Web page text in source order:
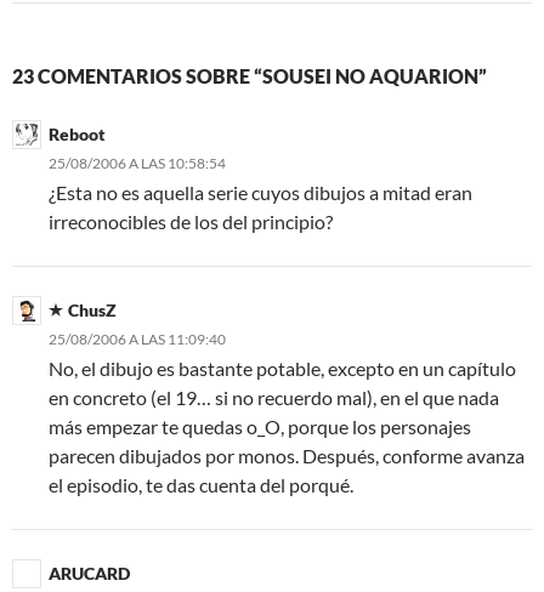
23 COMENTARIOS SOBRE “SOUSEI NO AQUARION”
Reboot
25/08/2006 A LAS 10:58:54
¿Esta no es aquella serie cuyos dibujos a mitad eran
irreconocibles de los del principio?
ChusZ
25/08/2006 A LAS 11:09:40
No, el dibujo es bastante potable, excepto en un capítulo
en concreto (el 19… si no recuerdo mal), en el que nada
más empezar te quedas o_O, porque los personajes
parecen dibujados por monos. Después, conforme avanza
el episodio, te das cuenta del porqué.
ARUCARD